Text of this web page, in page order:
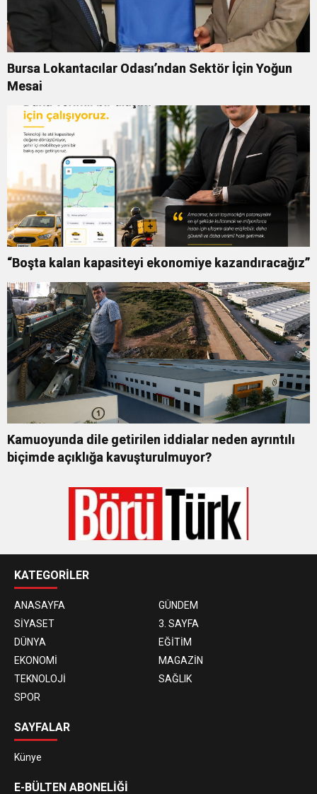
Bursa Lokantacılar Odası’ndan Sektör İçin Yoğun
Mesai
“Boşta kalan kapasiteyi ekonomiye kazandıracağız”
Kamuoyunda dile getirilen iddialar neden ayrıntılı
biçimde açıklığa kavuşturulmuyor?
KATEGORİLER
ANASAYFA
GÜNDEM
SİYASET
3. SAYFA
DÜNYA
EĞİTİM
EKONOMİ
MAGAZİN
TEKNOLOJİ
SAĞLIK
SPOR
SAYFALAR
Künye
E-BÜLTEN ABONELİĞİ